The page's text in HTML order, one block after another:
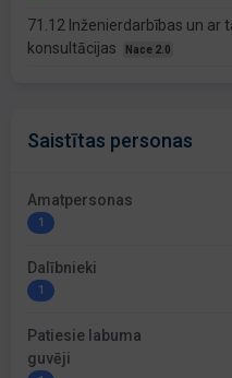
71.12 Inženierdarbības un ar
konsultācijas
Nace 2.0
Saistītas personas
Amatpersonas
1
Dalībnieki
1
Patiesie labuma
guvēji